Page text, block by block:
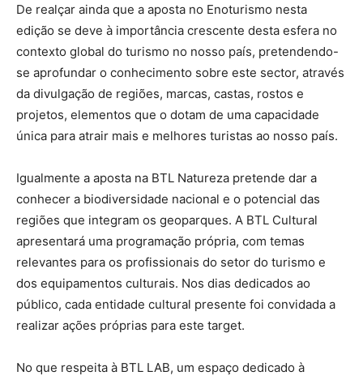
De realçar ainda que a aposta no Enoturismo nesta
edição se deve à importância crescente desta esfera no
contexto global do turismo no nosso país, pretendendo-
se aprofundar o conhecimento sobre este sector, através
da divulgação de regiões, marcas, castas, rostos e
projetos, elementos que o dotam de uma capacidade
única para atrair mais e melhores turistas ao nosso país.
Igualmente a aposta na BTL Natureza pretende dar a
conhecer a biodiversidade nacional e o potencial das
regiões que integram os geoparques. A BTL Cultural
apresentará uma programação própria, com temas
relevantes para os profissionais do setor do turismo e
dos equipamentos culturais. Nos dias dedicados ao
público, cada entidade cultural presente foi convidada a
realizar ações próprias para este target.
No que respeita à BTL LAB, um espaço dedicado à